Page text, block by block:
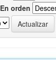
En orden